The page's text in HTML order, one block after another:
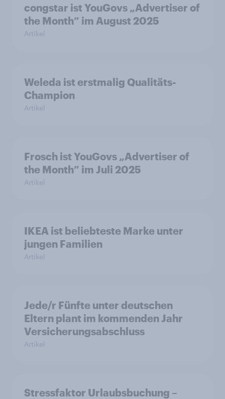
congstar ist YouGovs „Advertiser of
the Month” im August 2025
Artikel
Weleda ist erstmalig Qualitäts-
Champion
Artikel
Frosch ist YouGovs „Advertiser of
the Month” im Juli 2025
Artikel
IKEA ist beliebteste Marke unter
jungen Familien
Artikel
Jede/r Fünfte unter deutschen
Eltern plant im kommenden Jahr
Versicherungsabschluss
Artikel
Stressfaktor Urlaubsbuchung –